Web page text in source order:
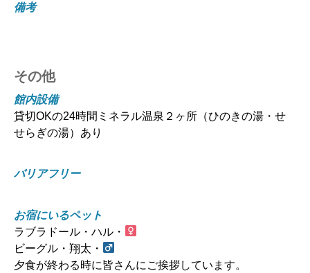
備考
その他
館内設備
貸切OKの24時間ミネラル温泉２ヶ所（ひのきの湯・せ
せらぎの湯）あり
バリアフリー
お宿にいるペット
ラブラドール・ハル・
ビーグル・翔太・
夕食が終わる時に皆さんにご挨拶しています。